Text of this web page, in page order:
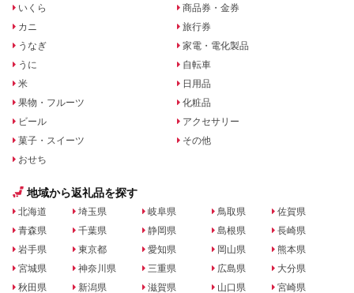
いくら
カニ
うなぎ
うに
米
果物・フルーツ
ビール
菓子・スイーツ
おせち
商品券・金券
旅行券
家電・電化製品
自転車
日用品
化粧品
アクセサリー
その他
地域から返礼品を探す
北海道
青森県
岩手県
宮城県
秋田県
埼玉県
千葉県
東京都
神奈川県
新潟県
岐阜県
静岡県
愛知県
三重県
滋賀県
鳥取県
島根県
岡山県
広島県
山口県
佐賀県
長崎県
熊本県
大分県
宮崎県